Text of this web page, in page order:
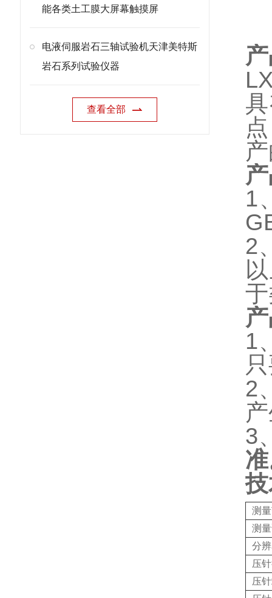
能各类土工膜大屏幕触摸屏
电液伺服岩石三轴试验机天津美特斯
岩石系列试验仪器
查看全部
1
2
1
2
3
测
测
分
压
压